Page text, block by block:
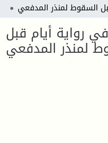
رواية أيام قبل
لمنذر المدفعي